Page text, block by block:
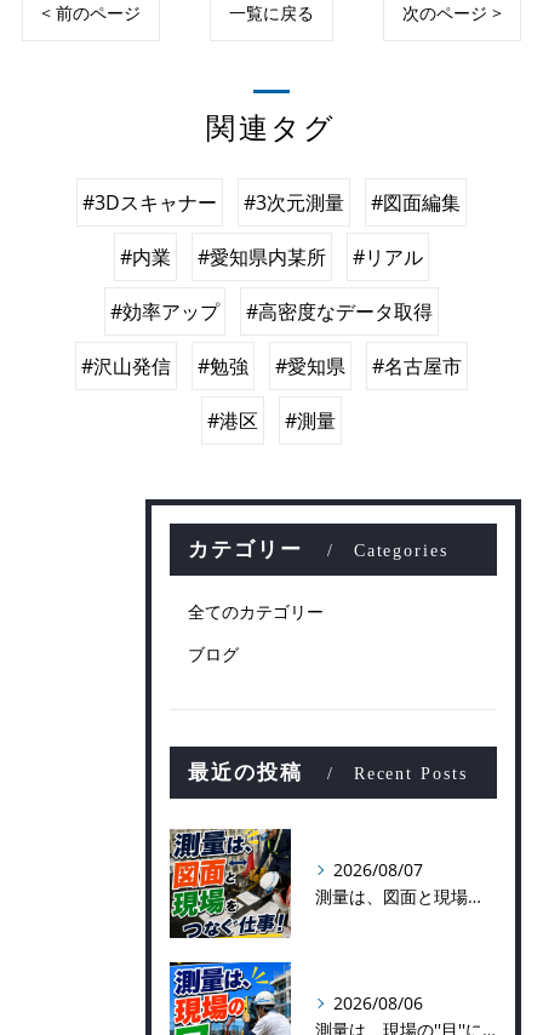
< 前のページ 一覧に戻る 次のページ >
関連タグ
#3Dスキャナー #3次元測量 #図面編集
#内業 #愛知県内某所 #リアル
#効率アップ #高密度なデータ取得
#沢山発信 #勉強 #愛知県 #名古屋市
#港区 #測量
カテゴリー Categories
全てのカテゴリー
ブログ
最近の投稿 Recent Posts
2026/08/07
測量は、図面と現場をつなぐ仕事！
2026/08/06
測量は、現場の''目''になる仕事！？